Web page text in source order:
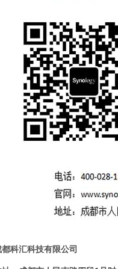
都科汇科技有限公司